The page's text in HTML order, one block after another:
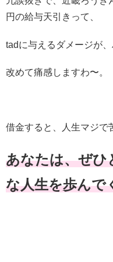
円の給与天引きって、
tadに与えるダメージが、
改めて痛感しますわ〜。
借金すると、人生マジ
あなたは、ぜひ
な人生を歩んで